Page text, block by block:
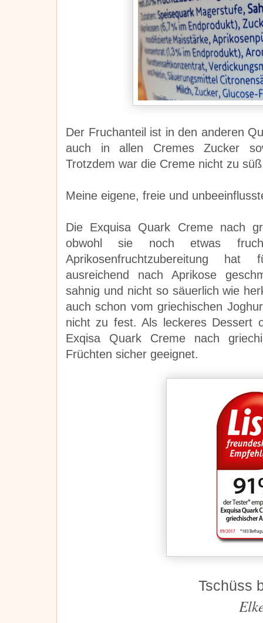
Der Fruchanteil ist in den anderen
auch in allen Cremes Zucker
Trotzdem war die Creme nicht zu
Meine eigene, freie und
Die Exquisa Quark Creme nach
obwohl sie noch etwas
Aprikosenfruchtzubereitung
ausreichend nach Aprikose
sahnig und nicht so säuerlich wie
auch schon vom griechischen
nicht zu fest. Als leckeres Dessert
Exqisa Quark Creme nach
Früchten sicher geeignet.
Tschüss